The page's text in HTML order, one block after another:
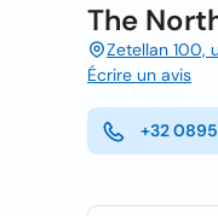
The
Zetellan 100,
Écrire un avis
+32